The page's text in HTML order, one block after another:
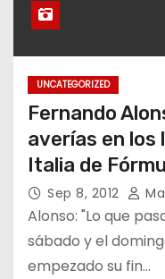
UNCATEGORIZED
Fernando
averías en los
Italia de
Sep 8, 2012
Alonso: "Lo que
sábado y el
empezado su fin…